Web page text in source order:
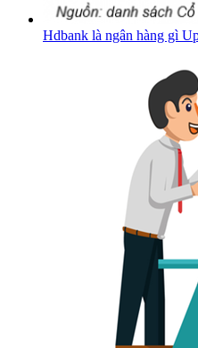
Hdbank là ngân hàng gì